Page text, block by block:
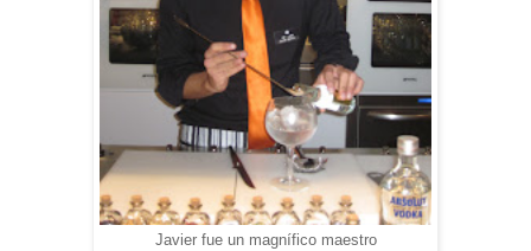
Javier fue un magnífico maestro